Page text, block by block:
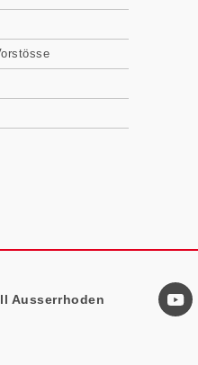
Ausserrhoden